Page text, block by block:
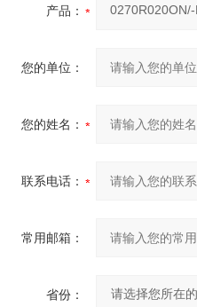
产品：
您的单位：
您的姓名：
联系电话：
常用邮箱：
省份：